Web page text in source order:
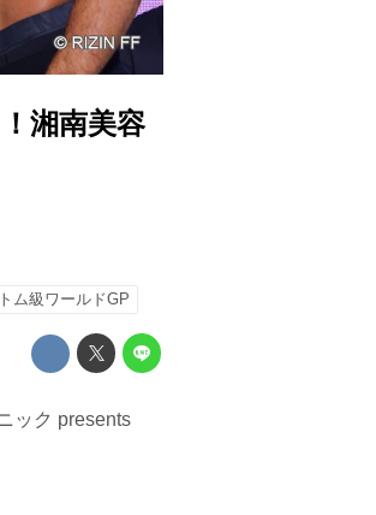
湘南美容
ム級ワールドGP
ック presents